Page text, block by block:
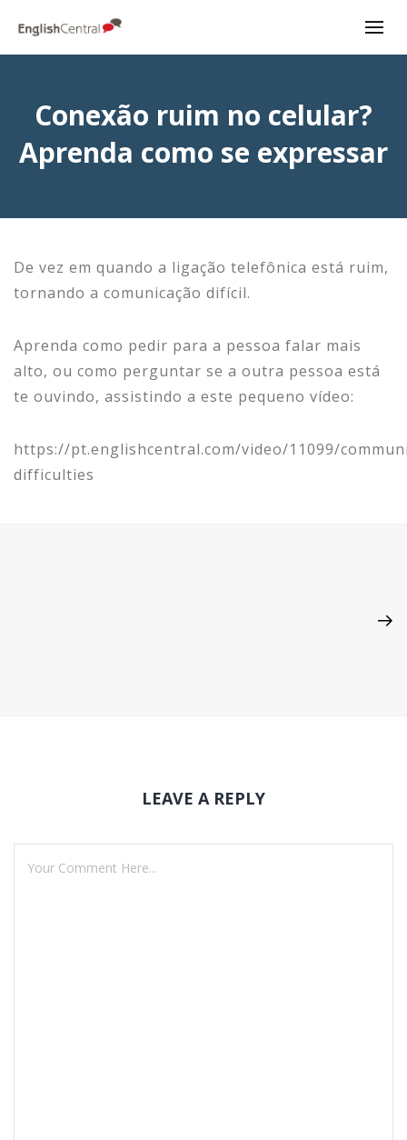
Conexão ruim no celular?
Aprenda como se expressar
De vez em quando a ligação telefônica está ruim,
tornando a comunicação difícil.
Aprenda como pedir para a pessoa falar mais
alto, ou como perguntar se a outra pessoa está
te ouvindo, assistindo a este pequeno vídeo:
https://pt.englishcentral.com/video/11099/
difficulties
LEAVE A REPLY